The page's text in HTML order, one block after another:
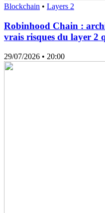
Blockchain • Layers 2
Robinhood Chain :
vrais risques du layer 2
29/07/2026 • 20:00